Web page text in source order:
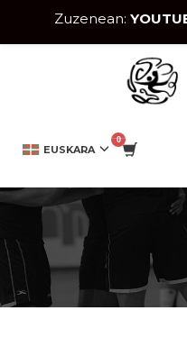
EUSKARA
EIBAR
Zuzenean: